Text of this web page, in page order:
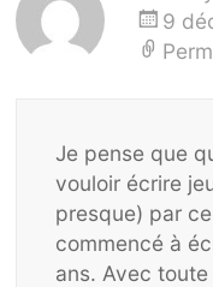
9
Je pense que
vouloir écrire
presque) par
commencé à
ans. Avec toute